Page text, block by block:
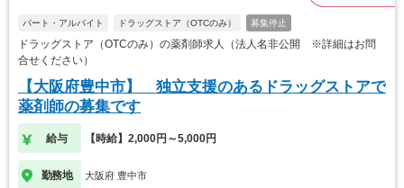
パート・アルバイト ドラッグストア（OTCのみ） 募集停止
ドラッグストア（OTCのみ）の薬剤師求人（法人名非公開 ※詳細はお問
合せください）
【大阪府豊中市】 独立支援のあるドラッグストアで
薬剤師の募集です
給与 【時給】2,000円～5,000円
勤務地 大阪府 豊中市